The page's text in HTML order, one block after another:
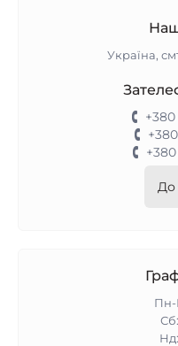
Україна,
До
Пн-